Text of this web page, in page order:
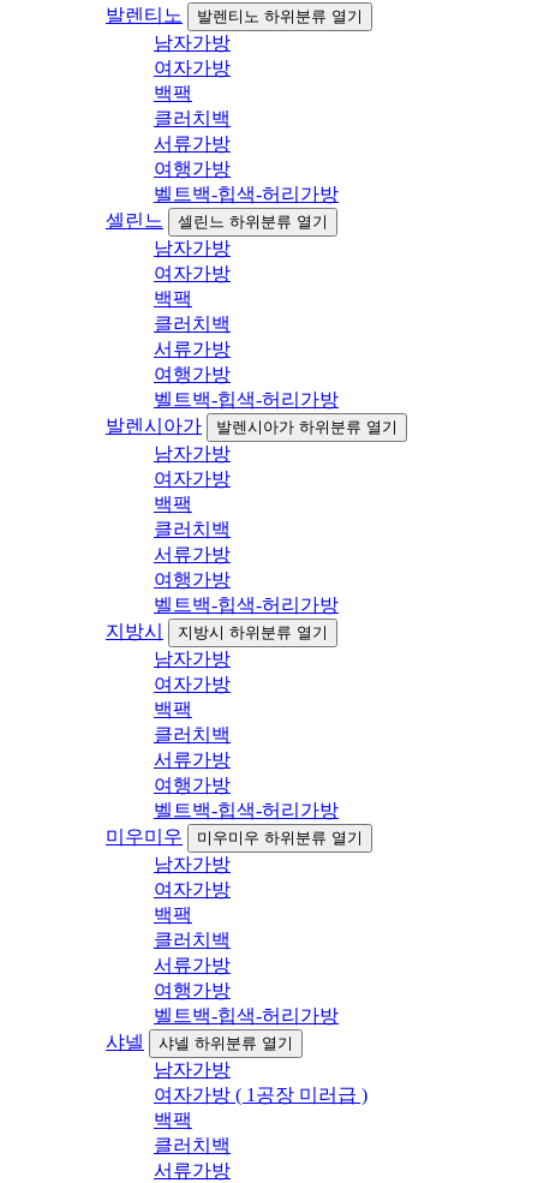
발렌티노
발렌티노 하위분류 열기
남자가방
여자가방
백팩
클러치백
서류가방
여행가방
벨트백-힙색-허리가방
셀린느
셀린느 하위분류 열기
남자가방
여자가방
백팩
클러치백
서류가방
여행가방
벨트백-힙색-허리가방
발렌시아가
발렌시아가 하위분류 열기
남자가방
여자가방
백팩
클러치백
서류가방
여행가방
벨트백-힙색-허리가방
지방시
지방시 하위분류 열기
남자가방
여자가방
백팩
클러치백
서류가방
여행가방
벨트백-힙색-허리가방
미우미우
미우미우 하위분류 열기
남자가방
여자가방
백팩
클러치백
서류가방
여행가방
벨트백-힙색-허리가방
샤넬
샤넬 하위분류 열기
남자가방
여자가방 ( 1공장 미러급 )
백팩
클러치백
서류가방